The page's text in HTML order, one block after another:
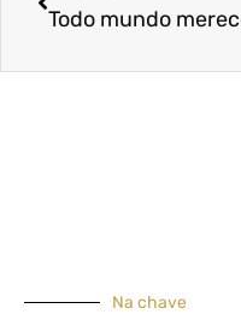
Todo mundo
Na chave